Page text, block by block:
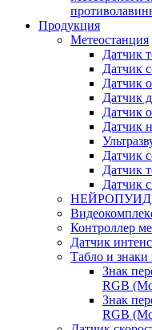
Продукция
Метеостанция
Датчик
Датчик
Датчик
Датчик
Датчик
Датчик
Датчик
Датчик
Датчик
НЕЙРОПУИД
Контроллер
Датчик
Табло и
Знак
RGB
Знак
RGB